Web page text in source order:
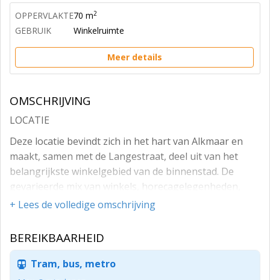
OPPERVLAKTE70 m2
GEBRUIK Winkelruimte
Meer details
OMSCHRIJVING
LOCATIE
Deze locatie bevindt zich in het hart van Alkmaar en
maakt, samen met de Langestraat, deel uit van het
belangrijkste winkelgebied van de binnenstad. De
gevarieerde mix van winkels, horecagelegenheden,
speciaalzaken en conceptstores zorgt voor een
In de directe omgeving is een sterke mix van nationale
en internationale retailers aanwezig, waaronder
Kruidvat, C&A, DA, Ziengs, Anna van Toor, Eazie en
+ Lees de volledige omschrijving
BEREIKBAARHEID
Tram, bus, metro